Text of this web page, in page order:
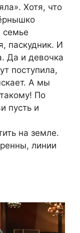
Хотя, что
семье
паскудник. И
Да и девочка
поступила,
А мы
По
пусть и
на земле.
линии